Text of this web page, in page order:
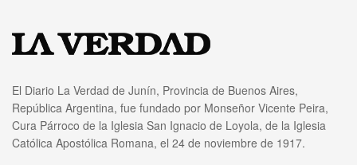
El Diario La Verdad de Junín, Provincia de Buenos Aires,
República Argentina, fue fundado por Monseñor Vicente Peira,
Cura Párroco de la Iglesia San Ignacio de Loyola, de la Iglesia
Católica Apostólica Romana, el 24 de noviembre de 1917.